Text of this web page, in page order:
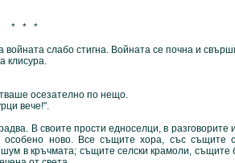
* * *
слабо стигна. Войната се почна и
клисура.
осезателно по нещо.
вече!".
В своите прости едноселци, в разговорите
ново. Все същите хора, със същите
в кръчмата; същите селски крамоли, същите